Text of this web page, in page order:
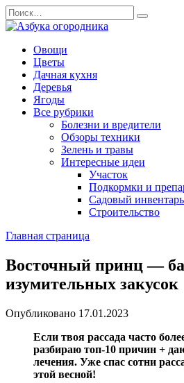
Перейти
к
содержанию
Search
for:
Овощи
Цветы
Дачная кухня
Деревья
Ягоды
Все рубрики
Болезни и вредители
Обзоры техники
Зелень и травы
Интересные идеи
Участок
Подкормки и
Садовый инвентарь
Строительство
Главная страница
Восточный принц —
изумительных закусок
Опубликовано 17.01.2023
Если твоя рассада часто
разбираю топ-10 причин +
лечения. Уже спас сотни
этой весной!